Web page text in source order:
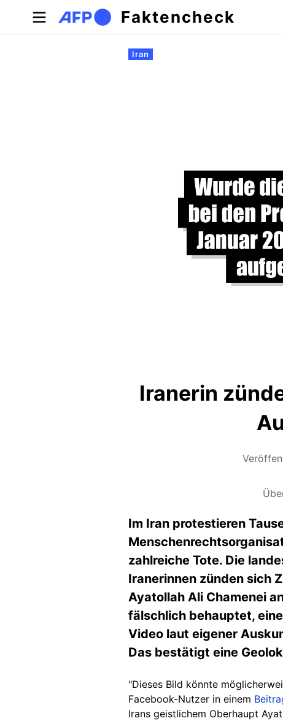
Faktencheck
Primäre Reiter
Iran
Iranerin
Im Iran protestieren
zahlreiche Tote. Die
Iranerinnen zünden sich
Ayatollah Ali Chamenei
fälschlich behauptet,
Video laut eigener
Das bestätigt eine
"Dieses Bild könnte
Facebook-Nutzer in einem
Irans geistlichem Oberhaupt